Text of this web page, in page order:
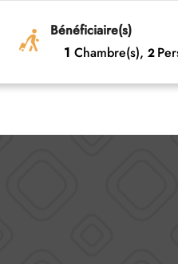
Bénéficiaire(s)
1 Chambre(s), 2